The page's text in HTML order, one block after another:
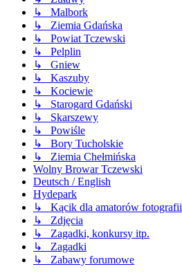
↳ Malbork
↳ Ziemia Gdańska
↳ Powiat Tczewski
↳ Pelplin
↳ Gniew
↳ Kaszuby
↳ Kociewie
↳ Starogard Gdański
↳ Skarszewy
↳ Powiśle
↳ Bory Tucholskie
↳ Ziemia Chełmińska
Wolny Browar Tczewski
Deutsch / English
Hydepark
↳ Kącik dla amatorów fotografii
↳ Zdjęcia
↳ Zagadki, konkursy itp.
↳ Zagadki
↳ Zabawy forumowe